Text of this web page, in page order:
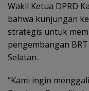
Wakil Ketua DPRD
bahwa kunjungan
strategis untuk
pengembangan
Selatan.
“Kami ingin